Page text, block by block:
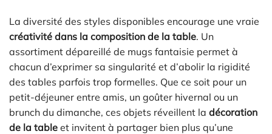
La diversité des styles disponibles encourage une vraie
créativité dans la composition de la table. Un
assortiment dépareillé de mugs fantaisie permet à
chacun d’exprimer sa singularité et d’abolir la rigidité
des tables parfois trop formelles. Que ce soit pour un
petit-déjeuner entre amis, un goûter hivernal ou un
brunch du dimanche, ces objets réveillent la décoration
de la table et invitent à partager bien plus qu’une